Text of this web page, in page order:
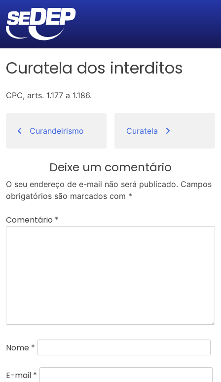
Curatela dos interditos
CPC, arts. 1.177 a 1.186.
de
Curandeirismo Curatela
Deixe um comentário
O seu endereço de e-mail não será publicado. Campos
obrigatórios são marcados com *
Comentário *
Nome *
E-mail *